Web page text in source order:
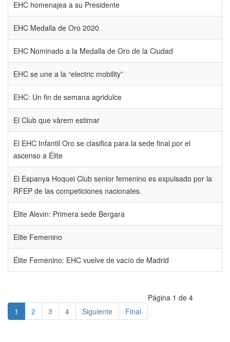
EHC homenajea a su Presidente
EHC Medalla de Oro 2020
EHC Nominado a la Medalla de Oro de la Ciudad
EHC se une a la “electric mobility”
EHC: Un fin de semana agridulce
El Club que vàrem estimar
El EHC Infantil Oro se clasifica para la sede final por el
ascenso a Élite
El Espanya Hoquei Club senior femenino es expulsado por la
RFEP de las competiciones nacionales.
Elite Alevin: Primera sede Bergara
Elite Femenino
Élite Femenino: EHC vuelve de vacío de Madrid
Página 1 de 4
1
2 3 4 Siguiente Final